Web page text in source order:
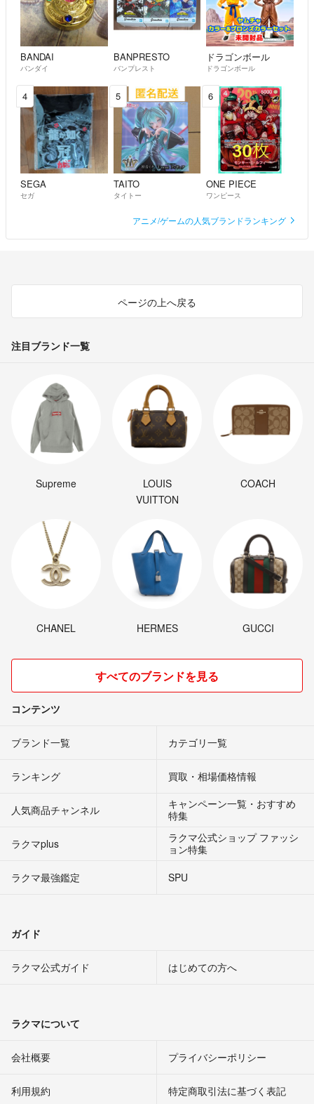
BANDAI
バンダイ
BANPRESTO
バンプレスト
ドラゴンボール
ドラゴンボール
4
SEGA
セガ
5
TAITO
タイトー
6
ONE PIECE
ワンピース
アニメ/ゲームの人気ブランドランキング
ページの上へ戻る
注目ブランド一覧
Supreme
LOUIS
VUITTON
COACH
CHANEL HERMES GUCCI
すべてのブランドを見る
コンテンツ
ブランド一覧 カテゴリ一覧
ランキング 買取・相場価格情報
人気商品チャンネル
キャンペーン一覧・おすすめ
特集
ラクマplus
ラクマ公式ショップ ファッシ
ョン特集
ラクマ最強鑑定
SPU
ガイド
ラクマ公式ガイド はじめての方へ
ラクマについて
会社概要 プライバシーポリシー
利用規約 特定商取引法に基づく表記